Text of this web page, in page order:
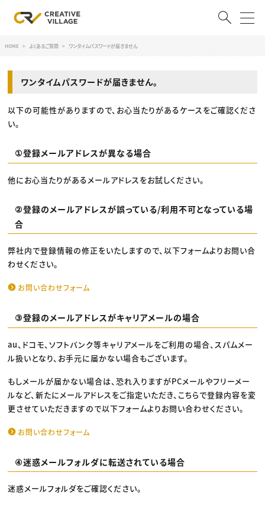
CREATIVE JOB求人検索
特集求人
採用説明会
スキルアップしたい！
デザイン
プログラミング
動画配信・映像制作
マーケティング
ディレクション
お役立ち基礎知識
TOP Creator’s コラム
TOP Creator’s コラム トップ
アプリクリエイター
マーケッター
クリエイターインタビュー
ニュース・トレンド
ニュース・トレンド トップ
Web
映像
ゲーム・エンタメ
出版
CREATIVE VILLAGEからのお知らせ
HOME よくあるご質問 ワンタイムパスワードが届きません
ワンタイムパスワードが届きません。
以下の可能性がありますので、お心当たりがあるケースをご確認くださ
い。
①登録メールアドレスが異なる場合
他にお心当たりがあるメールアドレスをお試しください。
②登録のメールアドレスが誤っている/利用不可となっている場
合
弊社内で登録情報の修正をいたしますので、以下フォームよりお問い合
わせください。
お問い合わせフォーム
③登録のメールアドレスがキャリアメールの場合
au、ドコモ、ソフトバンク等キャリアメールをご利用の場合、スパムメー
ル扱いとなり、お手元に届かない場合もございます。
もしメールが届かない場合は、恐れ入りますがPCメールやフリーメー
ルなど、新たにメールアドレスをご指定いただき、こちらで登録内容を変
更させていただきますので以下フォームよりお問い合わせください。
お問い合わせフォーム
④迷惑メールフォルダに転送されている場合
迷惑メールフォルダをご確認ください。